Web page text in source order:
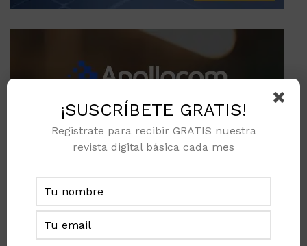
¡SUSCRÍBETE GRATIS!
Registrate para recibir GRATIS nuestra
revista digital básica cada mes